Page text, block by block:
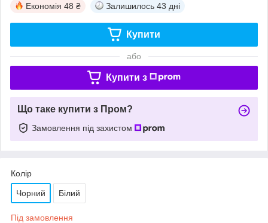
Економія 48 ₴ Залишилось 43 дні
Купити
або
Купити з
Що таке купити з Пром?
Замовлення під захистом
Колір
Чорний Білий
Під замовлення